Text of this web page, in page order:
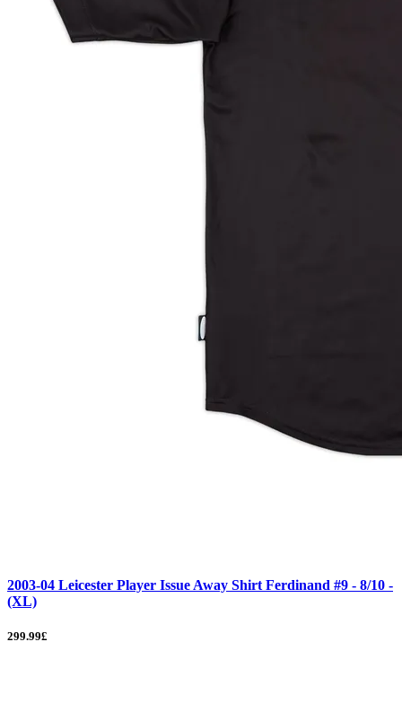
2003-04 Leicester Player Issue Away Shirt Ferdinand #9 - 8/10 -
(XL)
299.99£